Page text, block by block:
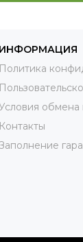
ИНФОРМАЦИЯ
Политика
обмена
Контакты